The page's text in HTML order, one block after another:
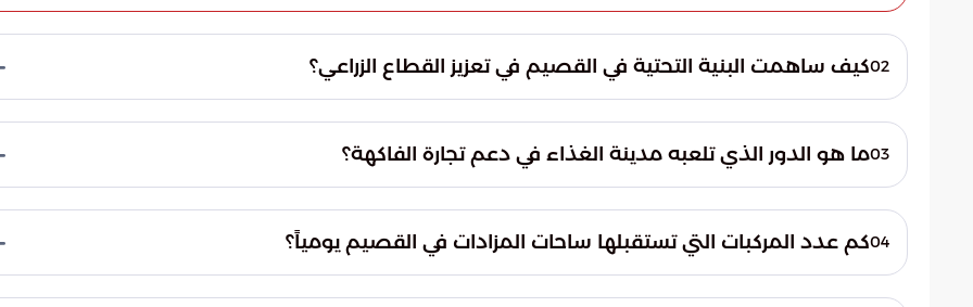
02كيف ساهمت البنية التحتية في القصيم في تعزيز القطاع الزراعي؟
إلى تسهيل حركة المحاصيل والحد من الهدر الغذائي، حيث توفر ساحات حراج وأسواق موسمية تدار
بآليات تشغيلية حديثة تضمن سرعة الإنجاز والكفاءة.
03ما هو الدور الذي تلعبه مدينة الغذاء في دعم تجارة الفاكهة؟
للفاكهة الموسمية. تُدار هذه المدينة وفق معايير عالمية تضمن تنظيم عمليات البيع والشراء وتوفير
بيئة لوجستية متطورة تخدم المزارعين والمستهلكين على حد سواء.
04كم عدد المركبات التي تستقبلها ساحات المزادات في القصيم يومياً؟